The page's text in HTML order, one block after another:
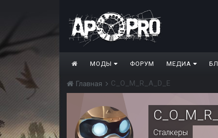
МОДЫ ФОРУМ МЕДИА
Главная C_O_M_R_A_D_E
Сталкеры